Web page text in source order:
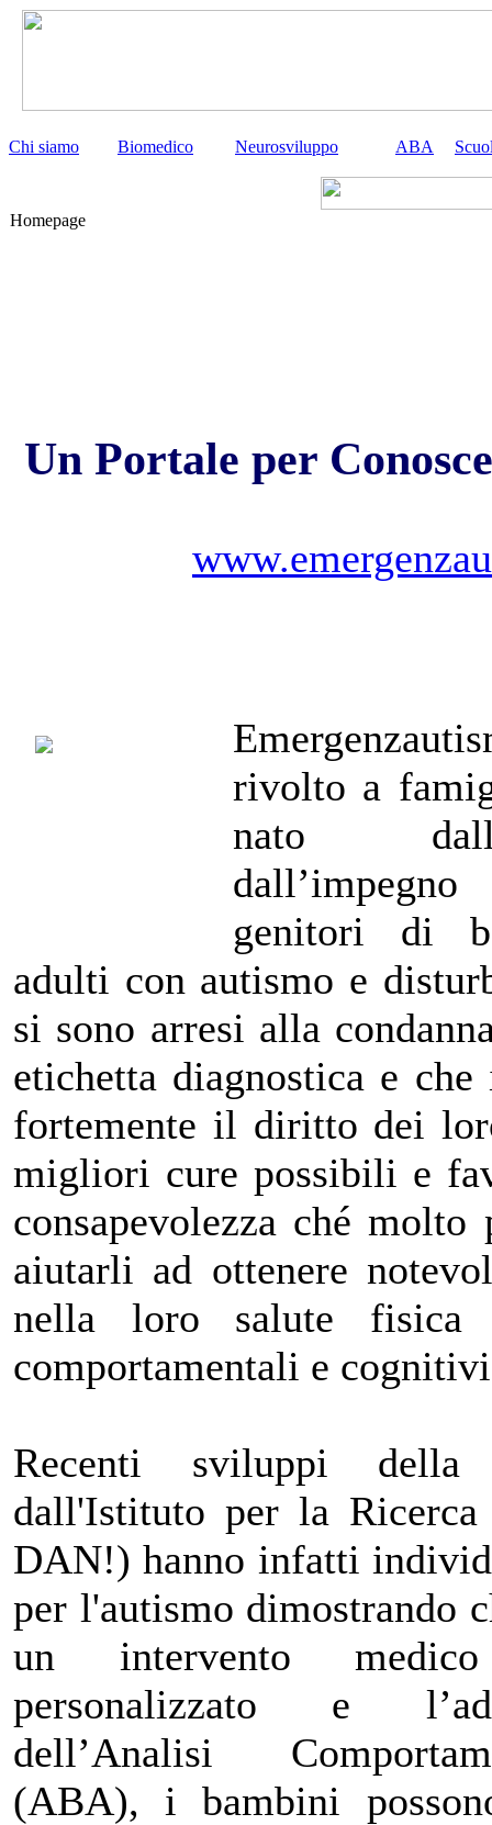
Chi siamo Biomedico Neurosviluppo ABA
Homepage
Un Portale per
rivolto a
nato
genitori di
adulti con autismo e
si sono arresi alla
etichetta diagnostica e
fortemente il diritto dei
migliori cure possibili e
consapevolezza ché molto
aiutarli ad ottenere
nella loro salute fisica
comportamentali e
Recenti sviluppi della
dall'Istituto per la
DAN!) hanno infatti
per l'autismo dimostrando
un intervento medico
personalizzato e
dell’Analisi
(ABA), i bambini